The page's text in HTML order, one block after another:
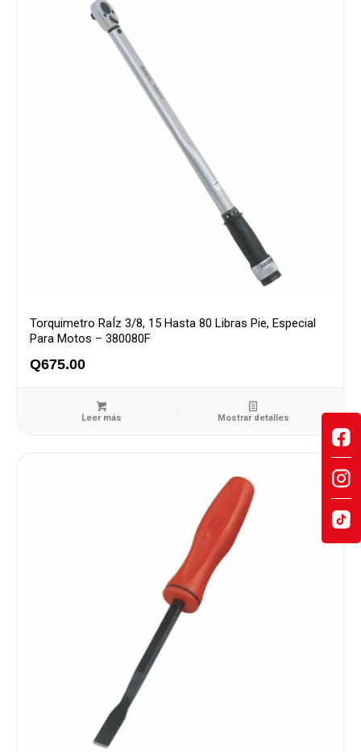
Torquimetro RaÍz 3/8, 15 Hasta 80 Libras Pie, Especial
Para Motos – 380080F
Q675.00
Leer más Mostrar detalles